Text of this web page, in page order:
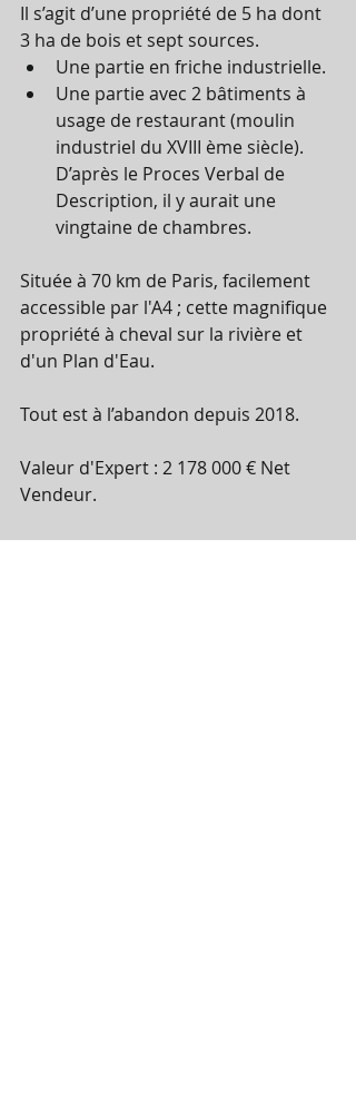
Il s’agit d’une propriété de 5 ha dont
3 ha de bois et sept sources.
Une partie en friche industrielle.
Une partie avec 2 bâtiments à
usage de restaurant (moulin
industriel du XVIII ème siècle).
D’après le Proces Verbal de
Description, il y aurait une
vingtaine de chambres.
Située à 70 km de Paris, facilement
accessible par l'A4 ; cette magnifique
propriété à cheval sur la rivière et
d'un Plan d'Eau.
Tout est à l’abandon depuis 2018.
Valeur d'Expert : 2 178 000 € Net
Vendeur.
Date limite de dépôt des offres :